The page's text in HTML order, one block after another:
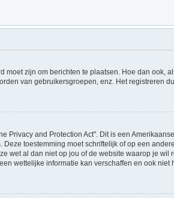
moet zijn om berichten te plaatsen. Hoe dan
van gebruikersgroepen, enz. Het registreren
Privacy and Protection Act". Dit is een
toestemming moet schriftelijk of op een
wet al dan niet op jou of de website waarop je
wettelijke informatie kan verschaffen en ook